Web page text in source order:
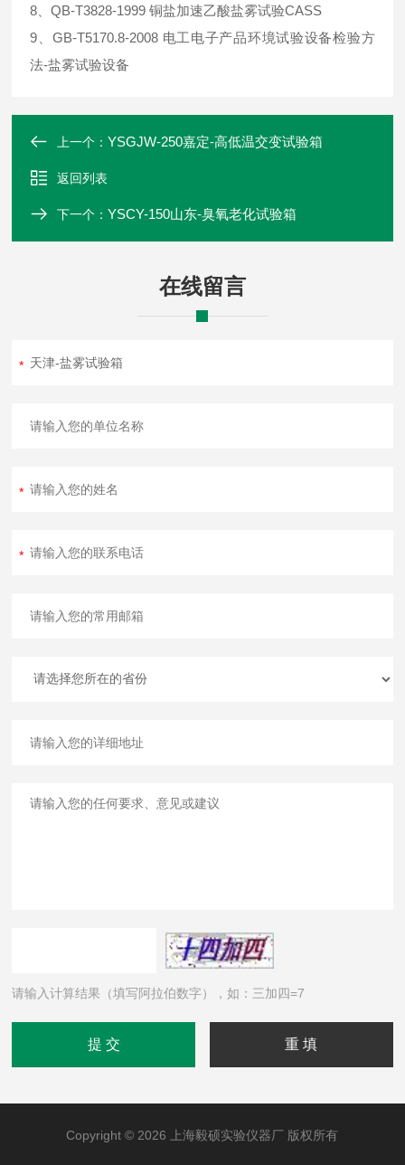
8、QB-T3828-1999 铜盐加速乙酸盐雾试验CASS
9、GB-T5170.8-2008 电工电子产品环境试验设备检验方
法-盐雾试验设备
上一个：YSGJW-250嘉定-高低温交变试验箱
返回列表
下一个：YSCY-150山东-臭氧老化试验箱
在线留言
请输入计算结果（填写阿拉伯数字），如：三加四=7
Copyright © 2026 上海毅硕实验仪器厂 版权所有